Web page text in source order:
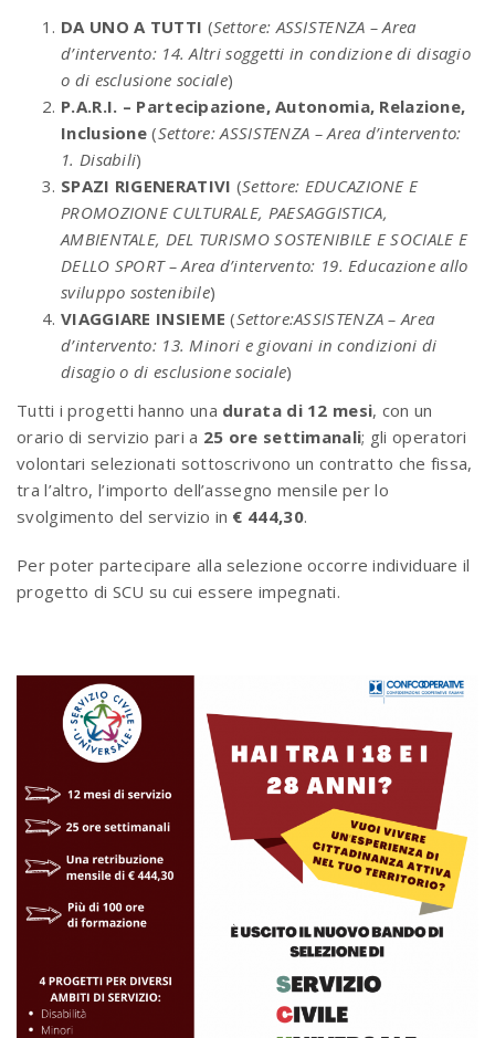
DA UNO A TUTTI (Settore: ASSISTENZA – Area
d’intervento: 14. Altri soggetti in condizione di disagio
o di esclusione sociale)
P.A.R.I. – Partecipazione, Autonomia, Relazione,
Inclusione (Settore: ASSISTENZA – Area d’intervento:
1. Disabili)
SPAZI RIGENERATIVI (Settore: EDUCAZIONE E
PROMOZIONE CULTURALE, PAESAGGISTICA,
AMBIENTALE, DEL TURISMO SOSTENIBILE E SOCIALE E
DELLO SPORT – Area d’intervento: 19. Educazione allo
sviluppo sostenibile)
VIAGGIARE INSIEME (Settore:ASSISTENZA – Area
d’intervento: 13. Minori e giovani in condizioni di
disagio o di esclusione sociale)
Tutti i progetti hanno una durata di 12 mesi, con un
orario di servizio pari a 25 ore settimanali; gli operatori
volontari selezionati sottoscrivono un contratto che fissa,
tra l’altro, l’importo dell’assegno mensile per lo
svolgimento del servizio in € 444,30.
Per poter partecipare alla selezione occorre individuare il
progetto di SCU su cui essere impegnati.